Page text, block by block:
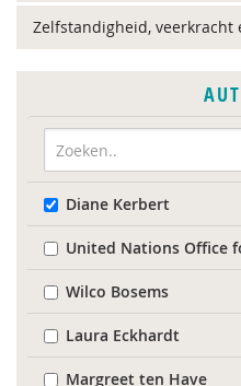
Zelfstandigheid, veerkracht
Diane Kerbert
United Nations Office
Wilco Bosems
Laura Eckhardt
Margreet ten Have